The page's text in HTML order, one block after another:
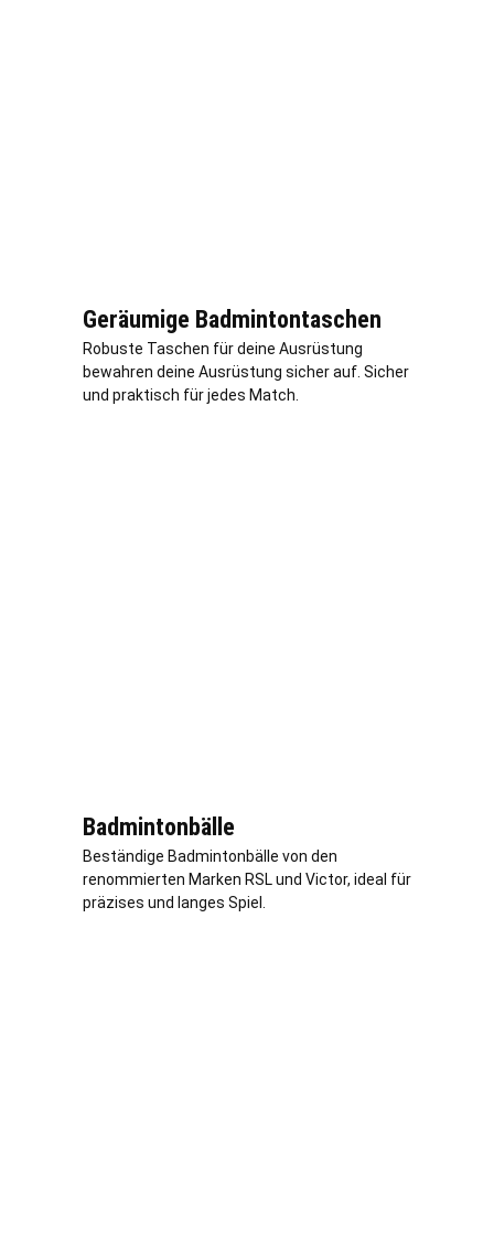
Geräumige Badmintontaschen
Robuste Taschen für deine Ausrüstung
bewahren deine Ausrüstung sicher auf. Sicher
und praktisch für jedes Match.
Badmintonbälle
Beständige Badmintonbälle von den
renommierten Marken RSL und Victor, ideal für
präzises und langes Spiel.